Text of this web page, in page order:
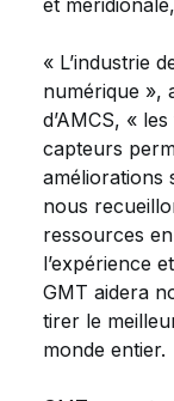
et
« L’industrie
numérique »,
d’AMCS, «
capteurs
améliorations
nous
ressources
l’expérience
GMT aidera
tirer le
monde entier.